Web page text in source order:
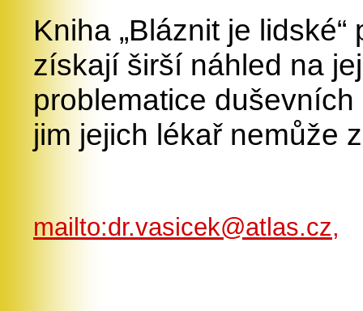
Kniha „Bláznit je
získají širší náhled na
problematice
jim jejich lékař nemůže
mailto:dr.vasicek@atlas.cz,